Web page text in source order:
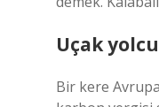
Uçak
Bir kere